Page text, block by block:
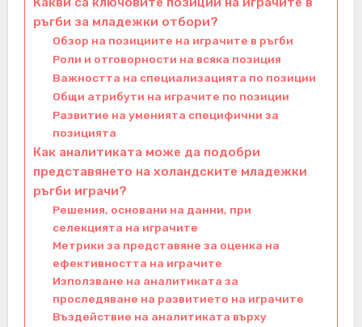
ръгби за младежки отбори?
Обзор на позициите на играчите в ръгби
Роли и отговорности на всяка позиция
Важността на специализацията по позиции
Общи атрибути на играчите по позиции
Развитие на уменията специфични за
позицията
Как аналитиката може да подобри
представянето на холандските младежки
ръгби играчи?
Решения, основани на данни, при
селекцията на играчите
Метрики за представяне за оценка на
ефективността на играчите
Използване на аналитиката за
проследяване на развитието на играчите
Въздействие на аналитиката върху